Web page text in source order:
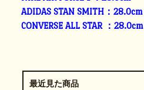
ADIDAS STAN SMITH：28.0cm
CONVERSE ALL STAR ：28.0cm
最近見た商品